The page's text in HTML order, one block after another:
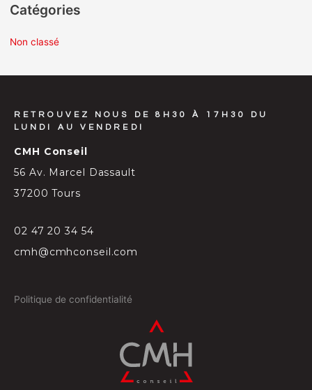
Catégories
Non classé
RETROUVEZ NOUS DE 8H30 À 17H30 DU
LUNDI AU VENDREDI
CMH Conseil
56 Av. Marcel Dassault
37200 Tours
02 47 20 34 54
cmh@cmhconseil.com
Politique de confidentialité